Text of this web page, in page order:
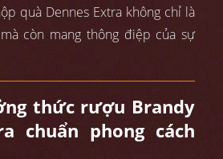
quà Dennes Extra không chỉ là
còn mang thông điệp của sự
thức rượu Brandy
chuẩn phong cách